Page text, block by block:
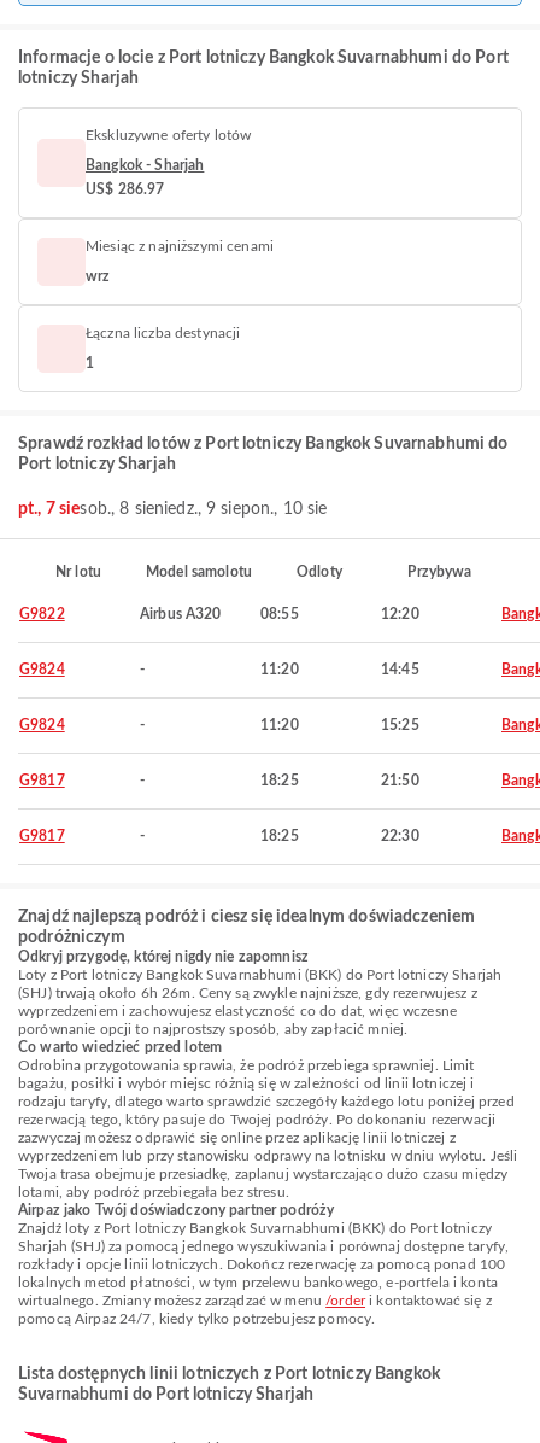
Informacje o locie z Port lotniczy Bangkok Suvarnabhumi do Port
lotniczy Sharjah
Ekskluzywne oferty lotów
Bangkok - Sharjah
US$ 286.97
Miesiąc z najniższymi cenami
wrz
Łączna liczba destynacji
1
Sprawdź rozkład lotów z Port lotniczy Bangkok Suvarnabhumi do
Port lotniczy Sharjah
pt., 7 siesob., 8 sieniedz., 9 siepon., 10 sie
Nr lotu Model samolotu Odloty Przybywa
G9822 Airbus A320 08:55 12:20
G9824 - 11:20 14:45
G9824 - 11:20 15:25
G9817 - 18:25 21:50
G9817 - 18:25 22:30
Znajdź najlepszą podróż i ciesz się idealnym doświadczeniem
podróżniczym
Odkryj przygodę, której nigdy nie zapomnisz
Loty z Port lotniczy Bangkok Suvarnabhumi (BKK) do Port lotniczy Sharjah
(SHJ) trwają około 6h 26m. Ceny są zwykle najniższe, gdy rezerwujesz z
wyprzedzeniem i zachowujesz elastyczność co do dat, więc wczesne
porównanie opcji to najprostszy sposób, aby zapłacić mniej.
Co warto wiedzieć przed lotem
Odrobina przygotowania sprawia, że podróż przebiega sprawniej. Limit
bagażu, posiłki i wybór miejsc różnią się w zależności od linii lotniczej i
rodzaju taryfy, dlatego warto sprawdzić szczegóły każdego lotu poniżej przed
rezerwacją tego, który pasuje do Twojej podróży. Po dokonaniu rezerwacji
zazwyczaj możesz odprawić się online przez aplikację linii lotniczej z
wyprzedzeniem lub przy stanowisku odprawy na lotnisku w dniu wylotu. Jeśli
Twoja trasa obejmuje przesiadkę, zaplanuj wystarczająco dużo czasu między
lotami, aby podróż przebiegała bez stresu.
Airpaz jako Twój doświadczony partner podróży
Znajdź loty z Port lotniczy Bangkok Suvarnabhumi (BKK) do Port lotniczy
Sharjah (SHJ) za pomocą jednego wyszukiwania i porównaj dostępne taryfy,
rozkłady i opcje linii lotniczych. Dokończ rezerwację za pomocą ponad 100
lokalnych metod płatności, w tym przelewu bankowego, e-portfela i konta
wirtualnego. Zmiany możesz zarządzać w menu /orderi kontaktować się z
pomocą Airpaz 24/7, kiedy tylko potrzebujesz pomocy.
Lista dostępnych linii lotniczych z Port lotniczy Bangkok
Suvarnabhumi do Port lotniczy Sharjah